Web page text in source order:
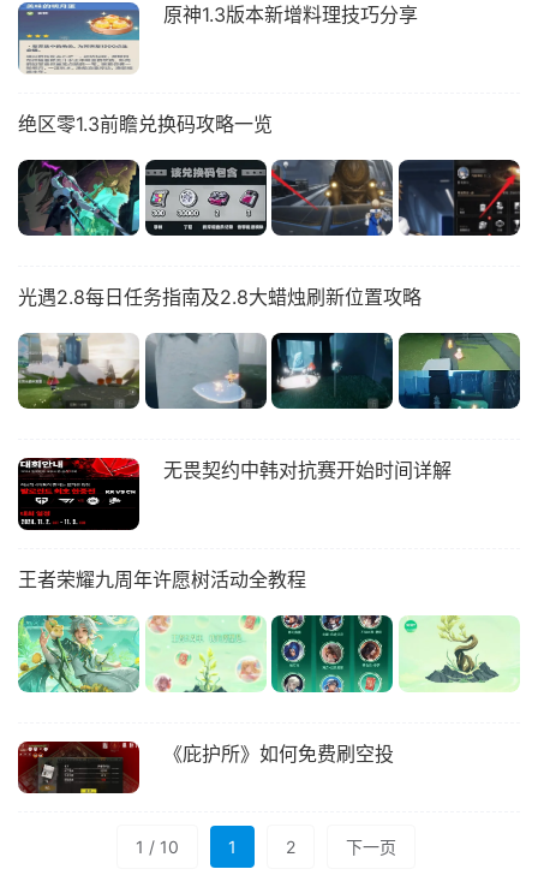
原神1.3版本新增料理技巧分享
绝区零1.3前瞻兑换码攻略一览
光遇2.8每日任务指南及2.8大蜡烛刷新位置攻略
无畏契约中韩对抗赛开始时间详解
王者荣耀九周年许愿树活动全教程
《庇护所》如何免费刷空投
1 / 10 1 2 下一页